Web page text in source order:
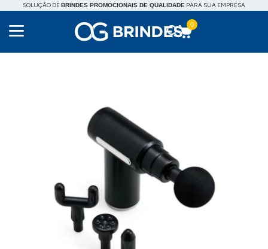
SOLUÇÃO DEBRINDES PROMOCIONAIS DE QUALIDADE PARA SUA EMPRESA
0